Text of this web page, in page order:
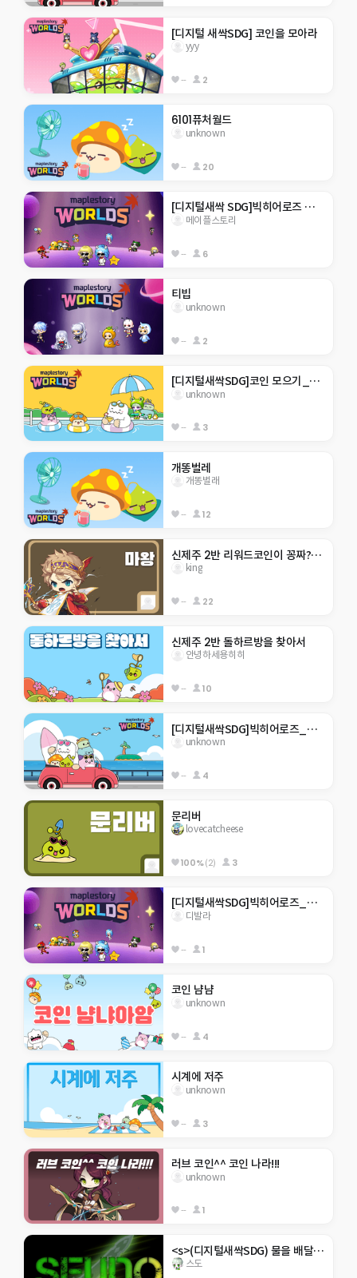
[디지털 새싹SDG] 코인을 모아라
yyy
-- 2
6101퓨처월드
unknown
-- 20
[디지털새싹 SDG]빅히어로즈 제주한라대 기아종식
메이플스토리
-- 6
티빕
unknown
-- 2
[디지털새싹SDG]코인 모으기_행현초 5-2
unknown
-- 3
개똥벌레
개똥벌래
-- 12
신제주 2반 리워드코인이 꽁짜???!!!!!!
king
-- 22
신제주 2반 돌하르방을 찾아서
안녕하세용히히
-- 10
[디지털새싹SDG]빅히어로즈_제주한라대_207_바다에 코인
unknown
-- 4
문리버
lovecatcheese
100%(2) 3
[디지털새싹SDG]빅히어로즈_제주한라대_207_쓰레기
디발라
-- 1
코인 냠냠
unknown
-- 4
시계에 저주
unknown
-- 3
러브 코인^^ 코인 나라!!!
unknown
-- 1
<s>(디지털새싹SDG) 물을 배달하자xxLet's deliver water
스도